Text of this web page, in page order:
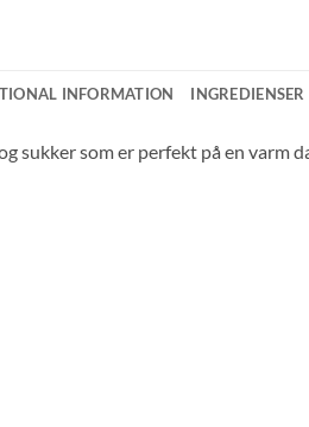
INFORMATION INGREDIENSER
sukker som er perfekt på en varm